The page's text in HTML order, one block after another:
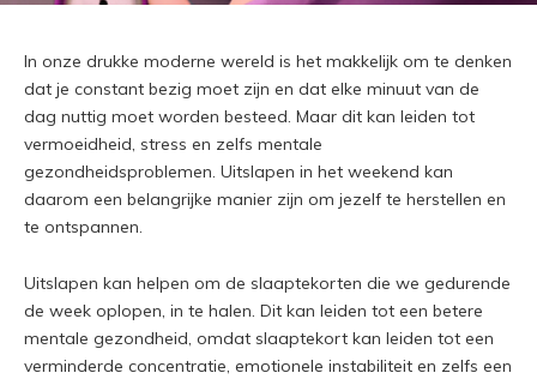
In onze drukke moderne wereld is het makkelijk om te denken
dat je constant bezig moet zijn en dat elke minuut van de
dag nuttig moet worden besteed. Maar dit kan leiden tot
vermoeidheid, stress en zelfs mentale
gezondheidsproblemen. Uitslapen in het weekend kan
daarom een belangrijke manier zijn om jezelf te herstellen en
te ontspannen.
Uitslapen kan helpen om de slaaptekorten die we gedurende
de week oplopen, in te halen. Dit kan leiden tot een betere
mentale gezondheid, omdat slaaptekort kan leiden tot een
verminderde concentratie, emotionele instabiliteit en zelfs een